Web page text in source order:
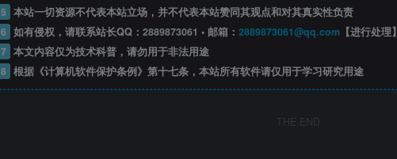
5 本站一切资源不代表本站立场，并不代表本站赞同其观点和对其真实性负责
6 如有侵权，请联系站长QQ： 2889873061 • 邮箱： 2889873061@qq.com【进行处理】
7 本文内容仅为技术科普，请勿用于非法用途
8 根据《计算机软件保护条例》第十七条，本站所有软件请仅用于学习研究用途
THE END